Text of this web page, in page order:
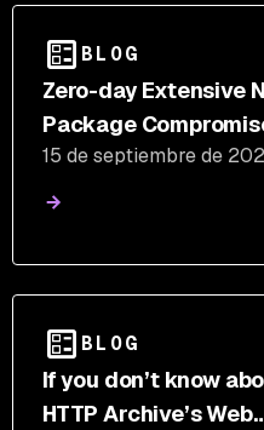
BLOG
Zero-day Extensive
Package
Shai Hulud Supply
Attack
15 de septiembre de
BLOG
If you don’t know
HTTP Archive’s Web